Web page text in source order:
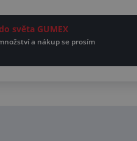
světa GUMEX
a nákup se prosím